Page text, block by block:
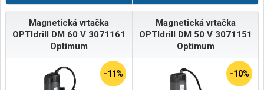
Magnetická vrtačka
OPTIdrill DM 60 V 3071161
Optimum
-11%
Magnetická vrtačka
OPTIdrill DM 50 V 3071151
Optimum
-10%